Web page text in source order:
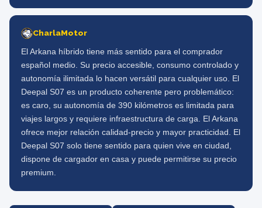
CharlaMotor
El Arkana híbrido tiene más sentido para el comprador
español medio. Su precio accesible, consumo controlado y
autonomía ilimitada lo hacen versátil para cualquier uso. El
Deepal S07 es un producto coherente pero problemático:
es caro, su autonomía de 390 kilómetros es limitada para
viajes largos y requiere infraestructura de carga. El Arkana
ofrece mejor relación calidad-precio y mayor practicidad. El
Deepal S07 solo tiene sentido para quien vive en ciudad,
dispone de cargador en casa y puede permitirse su precio
premium.